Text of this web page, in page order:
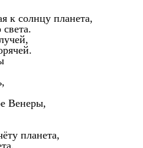
к солнцу планета,
Венеры,
планета,